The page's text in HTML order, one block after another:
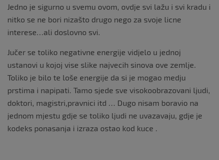
Jedno je sigurno u svemu ovom, ovdje svi lažu i svi kradu i
nitko se ne bori nizašto drugo nego za svoje licne
interese…ali doslovno svi.
Jučer se toliko negativne energije vidjelo u jednoj
ustanovi u kojoj vise slike najvecih sinova ove zemlje.
Toliko je bilo te loše energije da si je mogao medju
prstima i napipati. Tamo sjede sve visokoobrazovani ljudi,
doktori, magistri,pravnici itd … Dugo nisam boravio na
jednom mjestu gdje se toliko ljudi ne uvazavaju, gdje je
kodeks ponasanja i izraza ostao kod kuce .